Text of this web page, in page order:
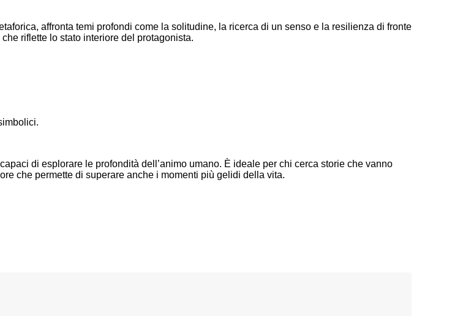
affronta temi profondi come la solitudine, la ricerca di un senso e la resilienza di fronte
riflette lo stato interiore del protagonista.
di esplorare le profondità dell’animo umano. È ideale per chi cerca storie che vanno
che permette di superare anche i momenti più gelidi della vita.